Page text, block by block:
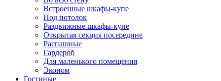
Встроенные шкафы-купе
Под потолок
Раздвижные шкафы-купе
Открытая секция посередине
Распашные
Гардероб
Для маленького помещения
Эконом
Гостиные